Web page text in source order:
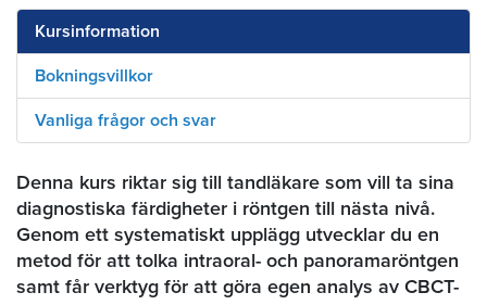
Kursinformation
Bokningsvillkor
Vanliga frågor och svar
Denna kurs riktar sig till tandläkare som vill ta sina
diagnostiska färdigheter i röntgen till nästa nivå.
Genom ett systematiskt upplägg utvecklar du en
metod för att tolka intraoral- och panoramaröntgen
samt får verktyg för att göra egen analys av CBCT-